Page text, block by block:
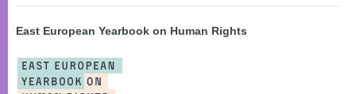
East European Yearbook on Human Rights